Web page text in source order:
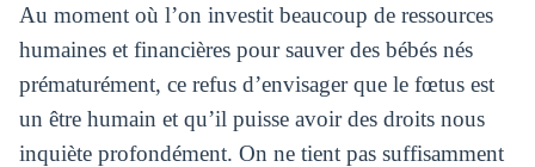
Au moment où l’on investit beaucoup de ressources
humaines et financières pour sauver des bébés nés
prématurément, ce refus d’envisager que le fœtus est
un être humain et qu’il puisse avoir des droits nous
inquiète profondément. On ne tient pas suffisamment